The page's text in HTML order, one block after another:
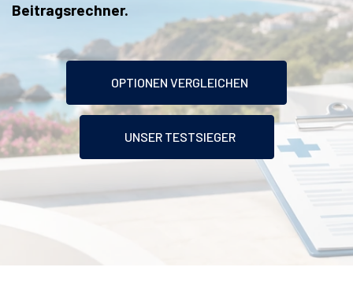
Beitragsrechner.
OPTIONEN VERGLEICHEN
UNSER TESTSIEGER